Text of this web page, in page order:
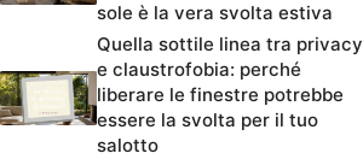
sole è la vera svolta estiva
Quella sottile linea tra privacy
e claustrofobia: perché
liberare le finestre potrebbe
essere la svolta per il tuo
salotto